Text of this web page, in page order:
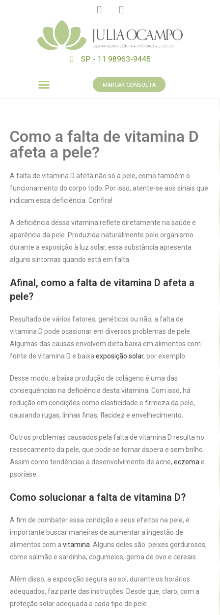
SP - 11 98963-9445
MARCAR CONSULTA
Como a falta de vitamina D
afeta a pele?
A falta de vitamina D afeta não só a pele, como também o
funcionamento do corpo todo. Por isso, atente-se aos sinais que
indicam essa deficiência. Confira!
A deficiência dessa vitamina reflete diretamente na saúde e
aparência da pele. Produzida naturalmente pelo organismo
durante a exposição à luz solar, essa substância apresenta
alguns sintomas quando está em falta.
Afinal, como a falta de vitamina D afeta a
pele?
Resultado de vários fatores, genéticos ou não, a falta de
vitamina D pode ocasionar em diversos problemas de pele.
Algumas das causas envolvem dieta baixa em alimentos com
fonte de vitamina D e baixa exposição solar, por exemplo.
Desse modo, a baixa produção de colágeno é uma das
consequências na deficiência desta vitamina. Com isso, há
redução em condições como elasticidade e firmeza da pele,
causando rugas, linhas finas, flacidez e envelhecimento.
Outros problemas causados pela falta de vitamina D resulta no
ressecamento da pele, que pode se tornar áspera e sem brilho.
Assim como tendências a desenvolvimento de acne, eczemae
psoríase.
Como solucionar a falta de vitamina D?
A fim de combater essa condição e seus efeitos na pele, é
importante buscar maneiras de aumentar a ingestão de
alimentos com a vitamina. Alguns deles são: peixes gordurosos,
como salmão e sardinha, cogumelos, gema de ovo e cereais.
Além disso, a exposição segura ao sol, durante os horários
adequados, faz parte das instruções. Desde que, claro, com a
proteção solar adequada a cada tipo de pele.